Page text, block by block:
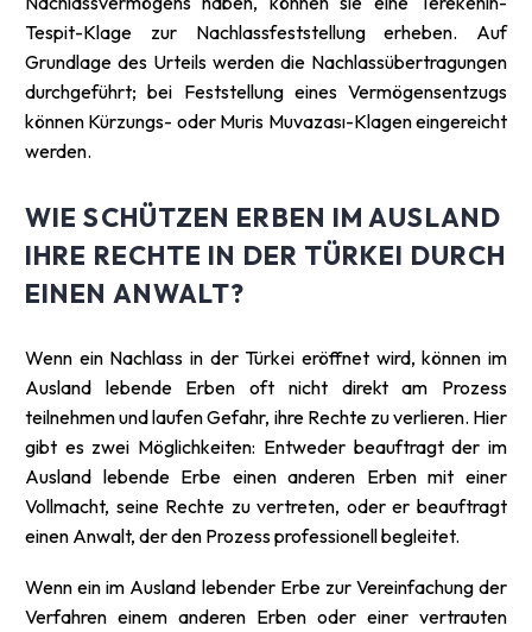
Tespit-Klage zur Nachlassfeststellung erheben. Auf
Grundlage des Urteils werden die Nachlassübertragungen
durchgeführt; bei Feststellung eines Vermögensentzugs
können Kürzungs- oder Muris Muvazası-Klagen eingereicht
werden.
WIE SCHÜTZEN ERBEN IM AUSLAND
IHRE RECHTE IN DER TÜRKEI DURCH
EINEN ANWALT?
Wenn ein Nachlass in der Türkei eröffnet wird, können im
Ausland lebende Erben oft nicht direkt am Prozess
teilnehmen und laufen Gefahr, ihre Rechte zu verlieren. Hier
gibt es zwei Möglichkeiten: Entweder beauftragt der im
Ausland lebende Erbe einen anderen Erben mit einer
Vollmacht, seine Rechte zu vertreten, oder er beauftragt
einen Anwalt, der den Prozess professionell begleitet.
Wenn ein im Ausland lebender Erbe zur Vereinfachung der
Verfahren einem anderen Erben oder einer vertrauten